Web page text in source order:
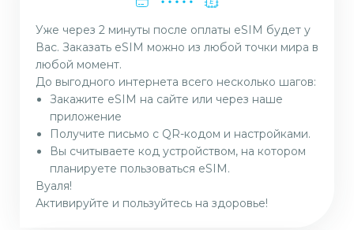
Уже через 2 минуты после оплаты eSIM будет у
Вас. Заказать eSIM можно из любой точки мира в
любой момент.
До выгодного интернета всего несколько шагов:
Закажите eSIM на сайте или через наше
приложение
Получите письмо с QR-кодом и настройками.
Вы считываете код устройством, на котором
планируете пользоваться eSIM.
Вуаля!
Активируйте и пользуйтесь на здоровье!